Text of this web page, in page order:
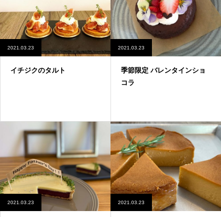
2021.03.23
イチジクのタルト
2021.03.23
季節限定 バレンタインショ
コラ
2021.03.23 2021.03.23